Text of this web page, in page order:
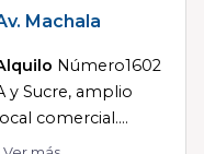
Machala
Número1602
y Sucre, amplio
comercial....